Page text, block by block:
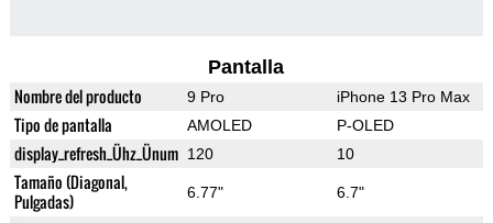
Pantalla
Nombre del producto 9 Pro iPhone 13 Pro Max
Tipo de pantalla AMOLED P-OLED
display_refresh_Ühz_Ünum 120 10
Tamaño (Diagonal,
Pulgadas)
6.77" 6.7"